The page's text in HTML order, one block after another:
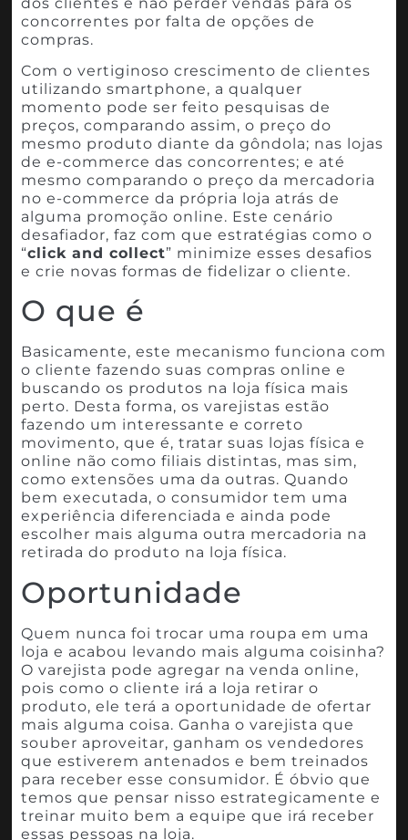
concorrentes por falta de opções de
compras.
Com o vertiginoso crescimento de clientes
utilizando smartphone, a qualquer
momento pode ser feito pesquisas de
preços, comparando assim, o preço do
mesmo produto diante da gôndola; nas lojas
de e-commerce das concorrentes; e até
mesmo comparando o preço da mercadoria
no e-commerce da própria loja atrás de
alguma promoção online. Este cenário
desafiador, faz com que estratégias como o
“click and collect” minimize esses desafios
e crie novas formas de fidelizar o cliente.
O que é
Basicamente, este mecanismo funciona com
o cliente fazendo suas compras online e
buscando os produtos na loja física mais
perto. Desta forma, os varejistas estão
fazendo um interessante e correto
movimento, que é, tratar suas lojas física e
online não como filiais distintas, mas sim,
como extensões uma da outras. Quando
bem executada, o consumidor tem uma
experiência diferenciada e ainda pode
escolher mais alguma outra mercadoria na
retirada do produto na loja física.
Oportunidade
Quem nunca foi trocar uma roupa em uma
loja e acabou levando mais alguma coisinha?
O varejista pode agregar na venda online,
pois como o cliente irá a loja retirar o
produto, ele terá a oportunidade de ofertar
mais alguma coisa. Ganha o varejista que
souber aproveitar, ganham os vendedores
que estiverem antenados e bem treinados
para receber esse consumidor. É óbvio que
temos que pensar nisso estrategicamente e
treinar muito bem a equipe que irá receber
essas pessoas na loja.